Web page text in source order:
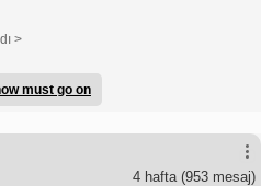
>
must go on
4 hafta(953 mesaj)